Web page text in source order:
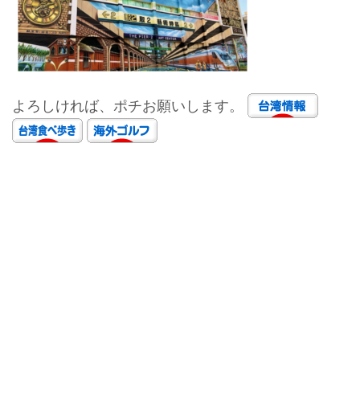
よろしければ、ポチお願いします。